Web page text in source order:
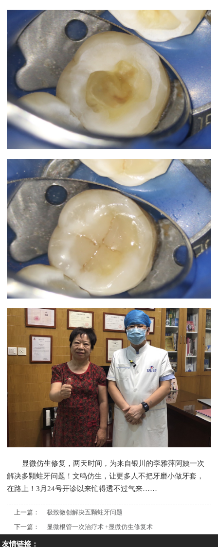
显微仿生修复，两天时间，为来自银川的李雅萍阿姨一次
解决多颗蛀牙问题！文鸣仿生，让更多人不把牙磨小做牙套，
在路上！3月24号开诊以来忙得透不过气来……
上一篇：
极致微创解决五颗蛀牙问题
下一篇：
显微根管一次治疗术 +显微仿生修复术
友情链接：